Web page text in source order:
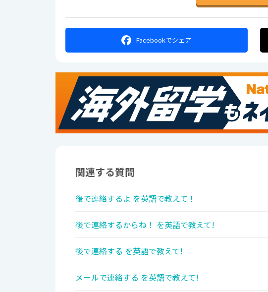
Facebookでシェア
関連する質問
後で連絡するよ を英語で教えて！
後で連絡するからね！ を英語で教えて!
後で連絡する を英語で教えて!
メールで連絡する を英語で教えて!